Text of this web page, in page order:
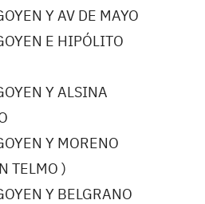
Y AV DE MAYO
E HIPÓLITO
Y ALSINA
Y MORENO
TELMO )
Y BELGRANO